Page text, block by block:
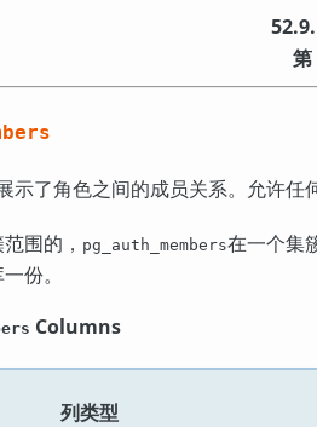
第
示了角色之间的成员关系。允许任
围的， pg_auth_members在一个集
份。
Columns
列类型